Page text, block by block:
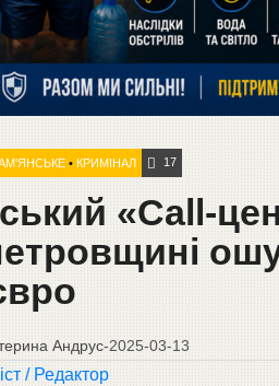
• КРИМІНАЛ 17
«Сall-
Андрус-2025-03-13
/ Редактор